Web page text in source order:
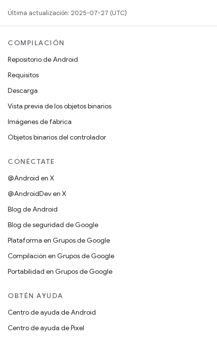
Última actualización: 2025-07-27 (UTC)
COMPILACIÓN
Repositorio de Android
Requisitos
Descarga
Vista previa de los objetos binarios
Imágenes de fábrica
Objetos binarios del controlador
CONÉCTATE
@Android en X
@AndroidDev en X
Blog de Android
Blog de seguridad de Google
Plataforma en Grupos de Google
Compilación en Grupos de Google
Portabilidad en Grupos de Google
OBTÉN AYUDA
Centro de ayuda de Android
Centro de ayuda de Pixel